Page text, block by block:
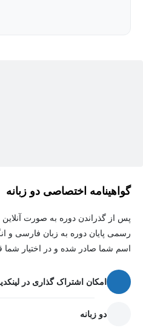
گواهینامه اختصاصی دو زبانه
پس از گذراندن دوره به صورت
رسمی پایان دوره به زبان فارسی و
اسم شما صادر شده و در اختیار شما
امکان اشتراک گذاری در
دو زبانه